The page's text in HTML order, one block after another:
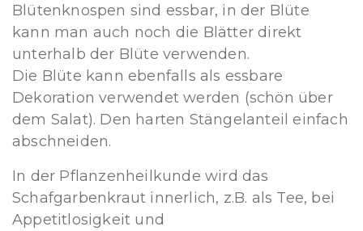
Blütenknospen sind essbar, in der Blüte
kann man auch noch die Blätter direkt
unterhalb der Blüte verwenden.
Die Blüte kann ebenfalls als essbare
Dekoration verwendet werden (schön über
dem Salat). Den harten Stängelanteil einfach
abschneiden.
In der Pflanzenheilkunde wird das
Schafgarbenkraut innerlich, z.B. als Tee, bei
Appetitlosigkeit und